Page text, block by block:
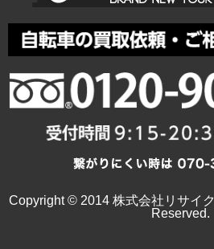
Copyright © 2014 株式会社リサイ
Reserved.